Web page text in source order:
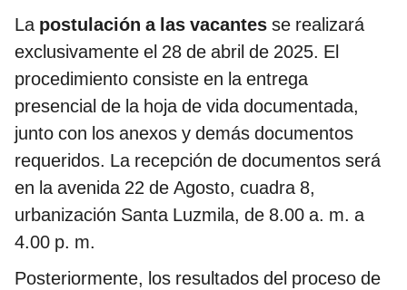
La postulación a las vacantes se realizará
exclusivamente el 28 de abril de 2025. El
procedimiento consiste en la entrega
presencial de la hoja de vida documentada,
junto con los anexos y demás documentos
requeridos. La recepción de documentos será
en la avenida 22 de Agosto, cuadra 8,
urbanización Santa Luzmila, de 8.00 a. m. a
4.00 p. m.
Posteriormente, los resultados del proceso de